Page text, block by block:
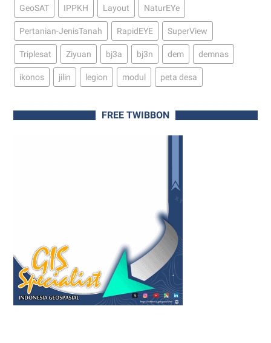
GeoSAT IPPKH Layout NaturEYe
Pertanian-JenisTanah RapidEYE SuperView
Triplesat Ziyuan bj3a bj3n dem demnas
ikonos jilin legion modul peta desa
FREE TWIBBON